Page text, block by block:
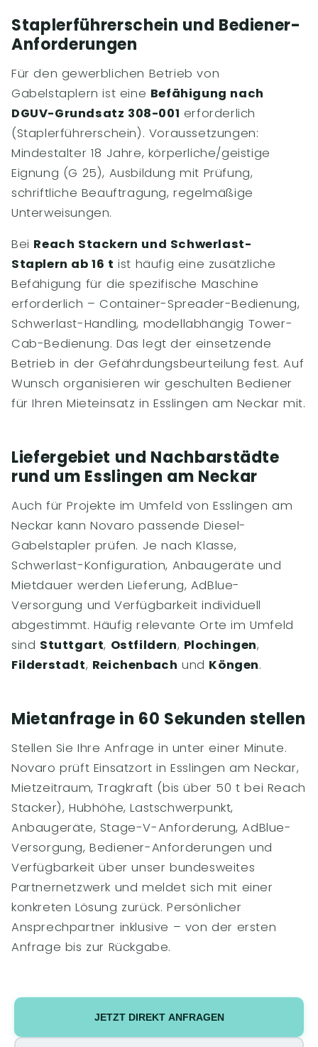
Staplerführerschein und Bediener-
Anforderungen
Für den gewerblichen Betrieb von
Gabelstaplern ist eine Befähigung nach
DGUV-Grundsatz 308-001 erforderlich
(Staplerführerschein). Voraussetzungen:
Mindestalter 18 Jahre, körperliche/geistige
Eignung (G 25), Ausbildung mit Prüfung,
schriftliche Beauftragung, regelmäßige
Unterweisungen.
Bei Reach Stackern und Schwerlast-
Staplern ab 16 t ist häufig eine zusätzliche
Befähigung für die spezifische Maschine
erforderlich – Container-Spreader-Bedienung,
Schwerlast-Handling, modellabhängig Tower-
Cab-Bedienung. Das legt der einsetzende
Betrieb in der Gefährdungsbeurteilung fest. Auf
Wunsch organisieren wir geschulten Bediener
für Ihren Mieteinsatz in Esslingen am Neckar mit.
Liefergebiet und Nachbarstädte
rund um Esslingen am Neckar
Auch für Projekte im Umfeld von Esslingen am
Neckar kann Novaro passende Diesel-
Gabelstapler prüfen. Je nach Klasse,
Schwerlast-Konfiguration, Anbaugeräte und
Mietdauer werden Lieferung, AdBlue-
Versorgung und Verfügbarkeit individuell
abgestimmt. Häufig relevante Orte im Umfeld
sind Stuttgart, Ostfildern, Plochingen,
Filderstadt, Reichenbach und Köngen.
Mietanfrage in 60 Sekunden stellen
Stellen Sie Ihre Anfrage in unter einer Minute.
Novaro prüft Einsatzort in Esslingen am Neckar,
Mietzeitraum, Tragkraft (bis über 50 t bei Reach
Stacker), Hubhöhe, Lastschwerpunkt,
Anbaugeräte, Stage-V-Anforderung, AdBlue-
Versorgung, Bediener-Anforderungen und
Verfügbarkeit über unser bundesweites
Partnernetzwerk und meldet sich mit einer
konkreten Lösung zurück. Persönlicher
Ansprechpartner inklusive – von der ersten
Anfrage bis zur Rückgabe.
JETZT DIREKT ANFRAGEN